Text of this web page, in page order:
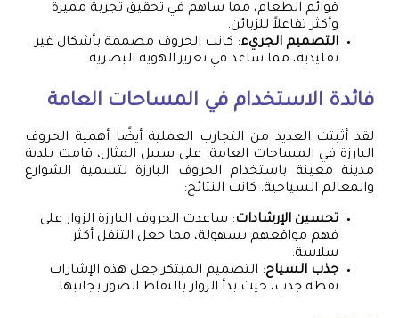
قوائم الطعام، مما ساهم في تحقيق تجربة مميزة
وأكثر تفاعلاً للزبائن.
التصميم الجريء: كانت الحروف مصممة بأشكال غير
تقليدية، مما ساعد في تعزيز الهوية البصرية.
فائدة الاستخدام في المساحات العامة
لقد أثبتت العديد من التجارب العملية أيضًا أهمية الحروف
البارزة في المساحات العامة. على سبيل المثال، قامت بلدية
مدينة معينة باستخدام الحروف البارزة لتسمية الشوارع
والمعالم السياحية. كانت النتائج:
تحسين الإرشادات: ساعدت الحروف البارزة الزوار على
فهم مواقعهم بسهولة، مما جعل التنقل أكثر
سلاسة.
جذب السياح: التصميم المبتكر جعل هذه الإشارات
نقطة جذب، حيث بدأ الزوار بالتقاط الصور بجانبها.